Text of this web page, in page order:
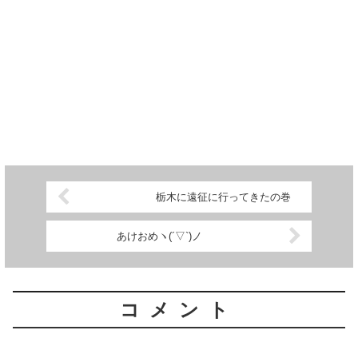
栃木に遠征に行ってきたの巻
あけおめヽ(´▽`)ノ
コメント